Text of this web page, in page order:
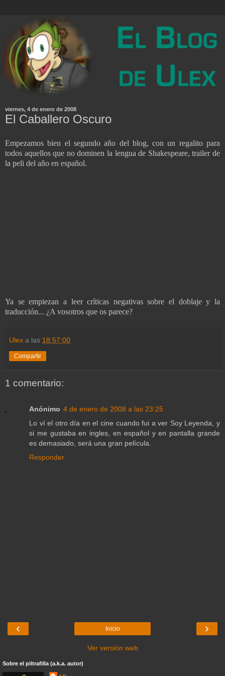
viernes, 4 de enero de 2008
El Caballero Oscuro
Empezamos bien el segundo año del blog, con un regalito para
todos aquellos que no dominen la lengua de Shakespeare, trailer de
la peli del año en español.
Ya se empiezan a leer críticas negativas sobre el doblaje y la
traducción... ¿A vosotros que os parece?
Ulex a las 18:57:00
Compartir
1 comentario:
Anónimo 4 de enero de 2008 a las 23:25
Lo ví el otro día en el cine cuando fui a ver Soy Leyenda, y
si me gustaba en ingles, en español y en pantalla grande
es demasiado, será una gran película.
Responder
‹ ›
Inicio
Ver versión web
Sobre el piltrafilla (a.k.a. autor)